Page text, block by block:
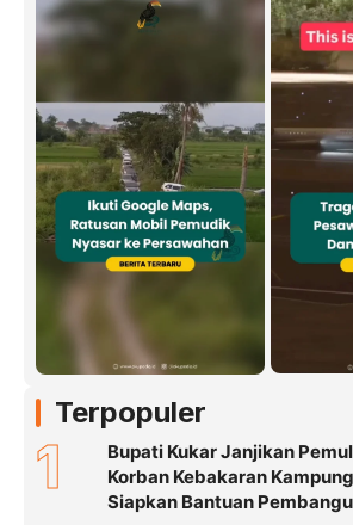
Terpopuler
1
Bupati Kukar Janjikan
Korban Kebakaran
Siapkan Bantuan